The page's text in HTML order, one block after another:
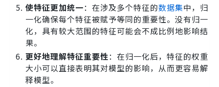
使特征更加统一：在涉及多个特征的数据集中，归
一化确保每个特征被赋予等同的重要性。没有归一
化，具有较大范围的特征可能会不成比例地影响结
果。
更好地理解特征重要性：在归一化后，特征的权重
大小可以直接表明其对模型的影响，从而更容易解
释模型。